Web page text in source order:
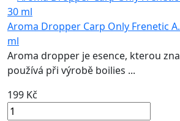
Aroma Dropper Carp Only Frenetic
ml
Aroma dropper je esence, kterou
používá při výrobě boilies ...
199 Kč